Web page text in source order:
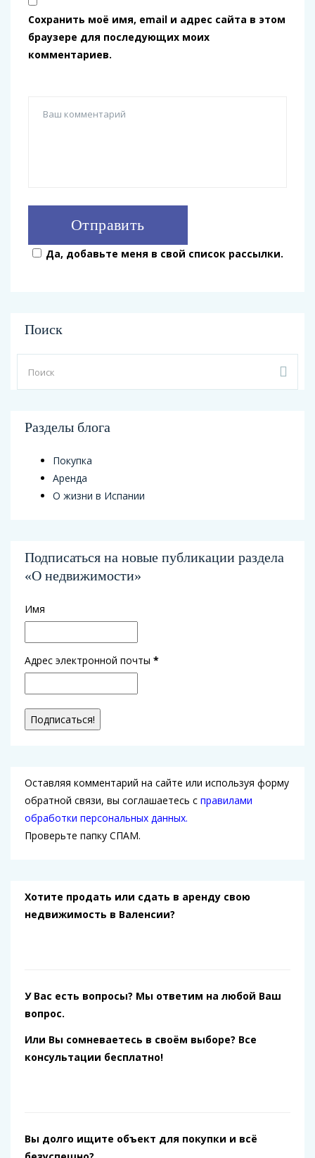
Сохранить моё имя, email и адрес сайта в этом
браузере для последующих моих
комментариев.
Да, добавьте меня в свой список рассылки.
Поиск
Разделы блога
Покупка
Аренда
О жизни в Испании
Подписаться на новые публикации раздела
«О недвижимости»
Имя
Адрес электронной почты *
Оставляя комментарий на сайте или используя форму
обратной связи, вы соглашаетесь с правилами
обработки персональных данных.
Проверьте папку СПАМ.
Хотите продать или сдать в аренду свою
недвижимость в Валенсии?
У Вас есть вопросы? Мы ответим на любой Ваш
вопрос.
Или Вы сомневаетесь в своём выборе? Все
консультации бесплатно!
Вы долго ищите объект для покупки и всё